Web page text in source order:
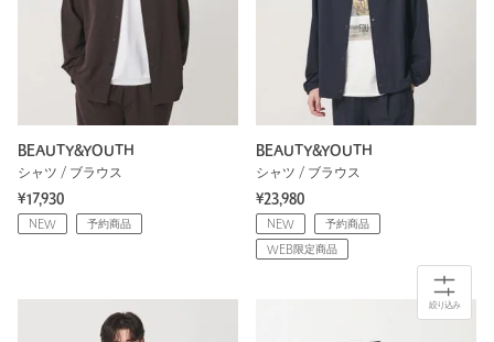
BEAUTY&YOUTH
シャツ / ブラウス
¥17,930
NEW 予約商品
BEAUTY&YOUTH
シャツ / ブラウス
¥23,980
NEW 予約商品
WEB限定商品
絞り込み